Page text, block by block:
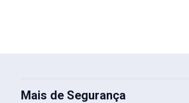
Mais de Segurança